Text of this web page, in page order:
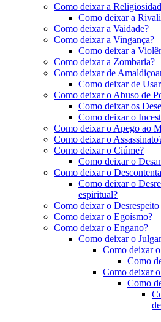
Como deixar a
Como deixar a
Como deixar a Vaidade?
Como deixar a Vingança?
Como deixar a
Como deixar a Zombaria?
Como deixar de
Como deixar de
Como deixar o Abuso de
Como deixar os
Como deixar o
Como deixar o Apego ao
Como deixar o
Como deixar o Ciúme?
Como deixar o
Como deixar o
Como deixar o
espiritual?
Como deixar o
Como deixar o Egoísmo?
Como deixar o Engano?
Como deixar o
Como deixar
Como
Como deixar
Como